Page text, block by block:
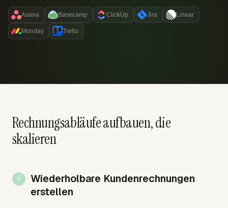
Asana Basecamp ClickUp Jira Linear
Monday Trello
Rechnungsabläufe aufbauen, die
skalieren
Wiederholbare Kundenrechnungen
erstellen